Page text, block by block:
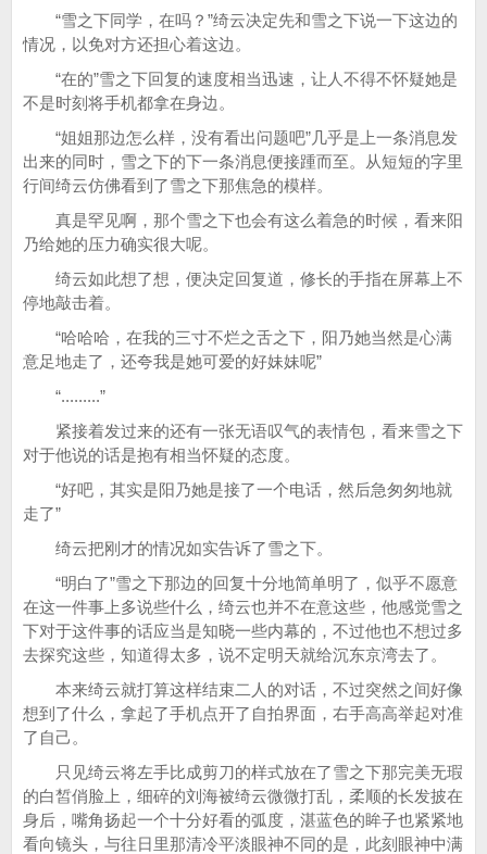
“雪之下同学，在吗？”绮云决定先和雪之下说一下这边的
情况，以免对方还担心着这边。
“在的”雪之下回复的速度相当迅速，让人不得不怀疑她是
不是时刻将手机都拿在身边。
“姐姐那边怎么样，没有看出问题吧”几乎是上一条消息发
出来的同时，雪之下的下一条消息便接踵而至。从短短的字里
行间绮云仿佛看到了雪之下那焦急的模样。
真是罕见啊，那个雪之下也会有这么着急的时候，看来阳
乃给她的压力确实很大呢。
绮云如此想了想，便决定回复道，修长的手指在屏幕上不
停地敲击着。
“哈哈哈，在我的三寸不烂之舌之下，阳乃她当然是心满
意足地走了，还夸我是她可爱的好妹妹呢”
“.........”
紧接着发过来的还有一张无语叹气的表情包，看来雪之下
对于他说的话是抱有相当怀疑的态度。
“好吧，其实是阳乃她是接了一个电话，然后急匆匆地就
走了”
绮云把刚才的情况如实告诉了雪之下。
“明白了”雪之下那边的回复十分地简单明了，似乎不愿意
在这一件事上多说些什么，绮云也并不在意这些，他感觉雪之
下对于这件事的话应当是知晓一些内幕的，不过他也不想过多
去探究这些，知道得太多，说不定明天就给沉东京湾去了。
本来绮云就打算这样结束二人的对话，不过突然之间好像
想到了什么，拿起了手机点开了自拍界面，右手高高举起对准
了自己。
只见绮云将左手比成剪刀的样式放在了雪之下那完美无瑕
的白皙俏脸上，细碎的刘海被绮云微微打乱，柔顺的长发披在
身后，嘴角扬起一个十分好看的弧度，湛蓝色的眸子也紧紧地
看向镜头，与往日里那清冷平淡眼神不同的是，此刻眼神中满